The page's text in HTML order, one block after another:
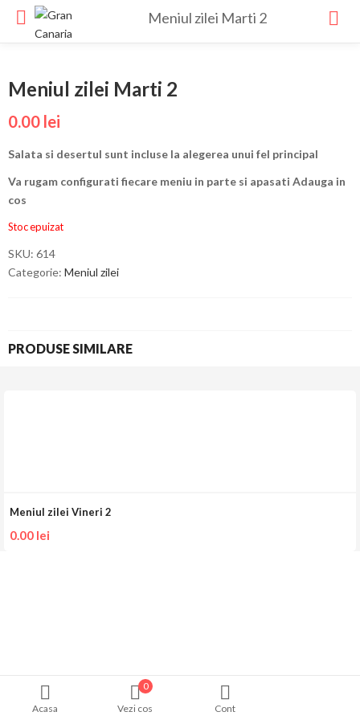
Meniul zilei Marti 2
Acasa
0
Vezi cos
Cont
Meniul zilei Marti 2
0.00 lei
Salata si desertul sunt incluse la alegerea unui fel principal
Va rugam configurati fiecare meniu in parte si apasati Adauga in
cos
Stoc epuizat
SKU: 614
Categorie: Meniul zilei
PRODUSE SIMILARE
Meniul zilei Vineri 2
0.00 lei